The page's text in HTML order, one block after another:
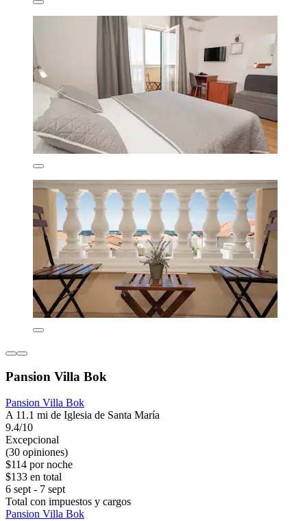
Pansion Villa Bok
Pansion Villa Bok
A 11.1 mi de Iglesia de Santa María
9.4/10
Excepcional
(30 opiniones)
$114 por noche
$133 en total
6 sept - 7 sept
Total con impuestos y cargos
Pansion Villa Bok